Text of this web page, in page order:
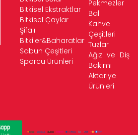
Bitkisel Ekstraktlar
Bitkisel Çaylar
Şifalı
Bitkiler&Baharatlar
Sabun Çeşitleri
Sporcu Ürünleri
Pekmezler
Bal
Kahve
Çeşitleri
Tuzlar
Ağız ve Diş
Bakımı
Aktariye
Ürünleri